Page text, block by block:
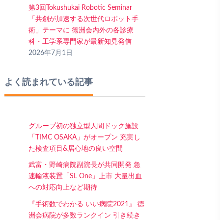
第3回Tokushukai Robotic Seminar
「共創が加速する次世代ロボット手
術」テーマに 徳洲会内外の各診療
科・工学系専門家が最新知見発信
2026年7月1日
よく読まれている記事
グループ初の独立型人間ドック施設
「TIMC OSAKA」がオープン 充実し
た検査項目&居心地の良い空間
武富・野崎病院副院長が共同開発 急
速輸液装置「SL One」上市 大量出血
への対応向上など期待
『手術数でわかる いい病院2021』 徳
洲会病院が多数ランクイン 引き続き